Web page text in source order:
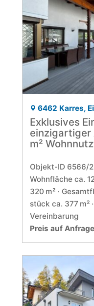
6462 Karres,
Exklusives
einzigartiger
m²
Objekt-ID 6566/
Wohnfläche ca.
320 m²
stück ca. 377 m²
Vereinbarung
Preis auf Anfrage